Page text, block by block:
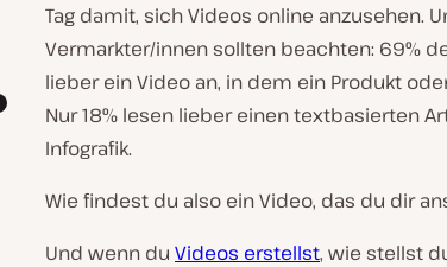
Tag damit, sich Videos online anzusehen.
Vermarkter/innen sollten beachten: 69%
lieber ein Video an, in dem ein Produkt
Nur 18% lesen lieber einen textbasierten
Infografik.
Wie findest du also ein Video, das du dir
Und wenn du Videos erstellst, wie stellst